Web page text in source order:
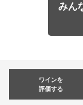
みん
ワインを
評価する